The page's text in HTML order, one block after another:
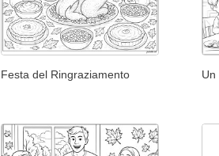
Festa del Ringraziamento Un